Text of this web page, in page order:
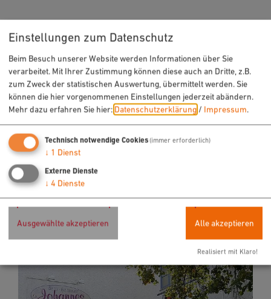
Innovationszentrum am Alten Bahnhof,
Greißelbach
Einstellungen zum Datenschutz
Beim Besuch unserer Website werden Informationen über Sie
verarbeitet. Mit Ihrer Zustimmung können diese auch an Dritte, z.B.
zum Zweck der statistischen Auswertung, übermittelt werden. Sie
können die hier vorgenommenen Einstellungen jederzeit abändern.
Mehr dazu erfahren Sie hier:Datenschutzerklärung / Impressum.
Technisch notwendige Cookies(immer erforderlich)
↓ 1 Dienst
Externe Dienste
↓ 4 Dienste
Ausgewählte akzeptieren Alle akzeptieren
Realisiert mit Klaro!